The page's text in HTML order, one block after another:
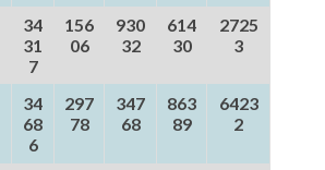
34
31
7
156
06
930
32
614
30
2725
3
34
68
6
297
78
347
68
863
89
6423
2